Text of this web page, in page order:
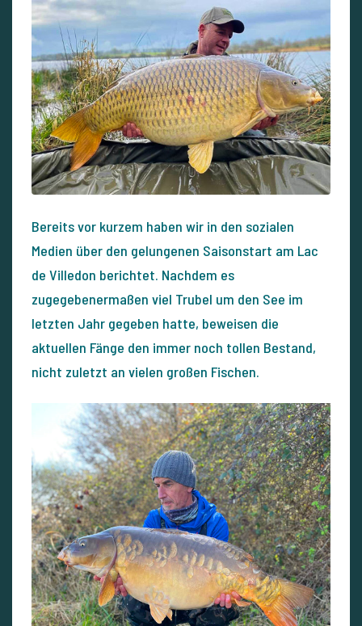
Bereits vor kurzem haben wir in den sozialen
Medien über den gelungenen Saisonstart am Lac
de Villedon berichtet. Nachdem es
zugegebenermaßen viel Trubel um den See im
letzten Jahr gegeben hatte, beweisen die
aktuellen Fänge den immer noch tollen Bestand,
nicht zuletzt an vielen großen Fischen.